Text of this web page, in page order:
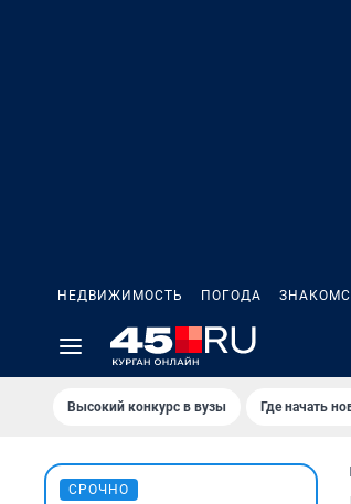
НЕДВИЖИМОСТЬ ПОГОДА
Высокий конкурс в вузы Где начать
СРОЧНО